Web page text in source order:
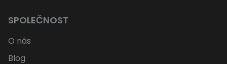
SPOLEČNOST
O nás
Blog